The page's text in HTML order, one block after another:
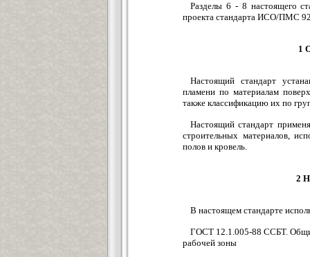
Разделы 6 - 8 настоящего
проекта стандарта ИСО/ПМС
1
Настоящий стандарт
пламени по материалам
также классификацию их по
Настоящий стандарт
строительных материалов,
полов и кровель.
2
В настоящем стандарте
ГОСТ 12.1.005-88 ССБТ.
рабочей зоны